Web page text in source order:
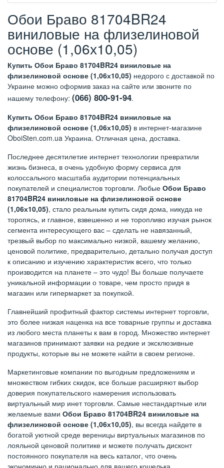
Обои Браво 81704BR24
виниловые на флизелиновой
основе (1,06х10,05)
Купить Обои Браво 81704BR24 виниловые на
флизелиновой основе (1,06х10,05) недорого с доставкой по
Украине можно оформив заказ на сайте или звоните по
нашему телефону: (066) 800-91-94.
Купить Обои Браво 81704BR24 виниловые на
флизелиновой основе (1,06х10,05) в интернет-магазине
OboiSten.com.ua Украина. Отличная цена, доставка.
Последнее десятилетие интернет технологии превратили
жизнь бизнеса, в очень удобную форму сервиса для
колоссального масштаба аудитории потенциальных
покупателей и специалистов торговли. Любые Обои Браво
81704BR24 виниловые на флизелиновой основе
(1,06х10,05), стало реальным купить сидя дома, никуда не
торопясь, и главное, взвешенно и не торопливо изучая рынок
сегмента интересующего вас – сделать не навязанный,
трезвый выбор по максимально низкой, вашему желанию,
ценовой политике, предварительно, детально получая доступ
к описанию и изучению характеристик всего, что только
производится на планете – это чудо! Вы больше получаете
уникальной информации о товаре, чем просто придя в
магазин или гипермаркет за покупкой.
Главнейший профитный фактор системы интернет торговли,
это более низкая наценка на все товарные группы и доставка
из любого места планеты к вам в город. Множество интернет
магазинов принимают заявки на редкие и эксклюзивные
продукты, которые вы не можете найти в своем регионе.
Маркетинговые компании по выгодным предложениям и
множеством гибких скидок, все больше расширяют выбор
доверия покупательского намерения использовать
виртуальный мир инет торговли. Самые нестандартные или
желаемые вами Обои Браво 81704BR24 виниловые на
флизелиновой основе (1,06х10,05), вы всегда найдете в
богатой уютной среде вереницы виртуальных магазинов по
лояльной ценовой политике и можете получать дисконт
постоянного покупателя на весь каталог, что очень
экономично и рационально для вашего кошелька.